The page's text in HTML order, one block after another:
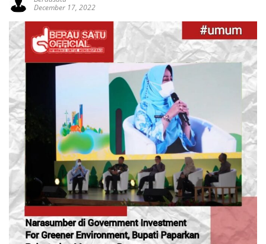
December 17, 2022